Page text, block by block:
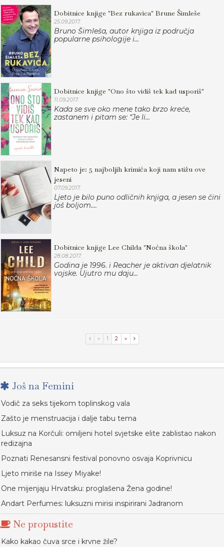
Dobitnice knjige "Bez rukavica" Brune Šimleše
25.09.2017.
Bruno Šimleša, autor knjiga iz područja
popularne psihologije i...
Dobitnice knjige "Ono što vidiš tek kad usporiš"
11.09.2017.
Kada se sve oko mene tako brzo kreće,
zastanem i pitam se: “Je li...
Napeto je: 5 najboljih krimića koji nam stižu ove
jeseni
07.09.2017.
Ljeto je bilo puno odličnih knjiga, a jesen se čini
još boljom....
Dobitnice knjige Lee Childa "Noćna škola"
28.08.2017.
Godina je 1996. i Reacher je aktivan djelatnik
vojske. Ujutro mu daju...
« 1 2 »
Još na Femini
Vodič za seks tijekom toplinskog vala
Zašto je menstruacija i dalje tabu tema
Luksuz na Korčuli: omiljeni hotel svjetske elite zablistao nakon
redizajna
Poznati Renesansni festival ponovno osvaja Koprivnicu
Ljeto miriše na Issey Miyake!
One mijenjaju Hrvatsku: proglašena Žena godine!
Andart Perfumes: luksuzni mirisi inspirirani Jadranom
Ne propustite
Kako kakao čuva srce i krvne žile?